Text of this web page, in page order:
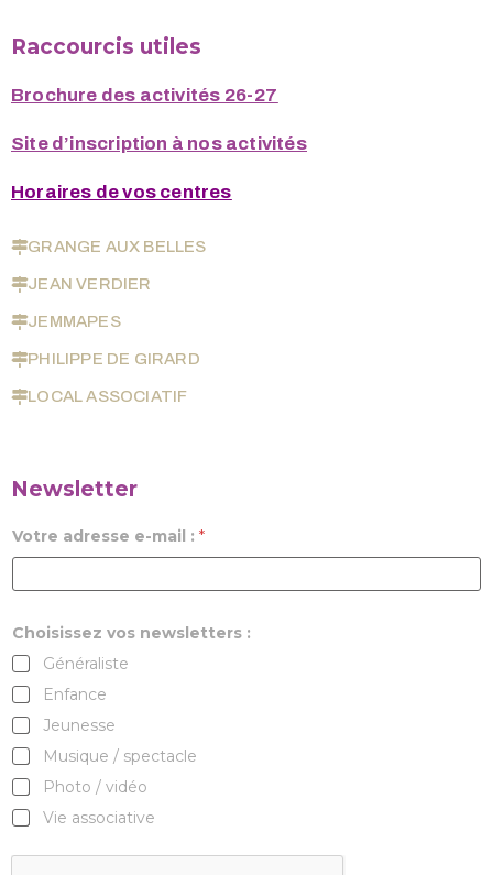
Raccourcis utiles
Brochure des activités 26-27
Site d’inscription à nos activités
Horaires de vos centres
GRANGE AUX BELLES
JEAN VERDIER
JEMMAPES
PHILIPPE DE GIRARD
LOCAL ASSOCIATIF
Newsletter
Votre adresse e-mail : *
Choisissez vos newsletters :
Généraliste
Enfance
Jeunesse
Musique / spectacle
Photo / vidéo
Vie associative